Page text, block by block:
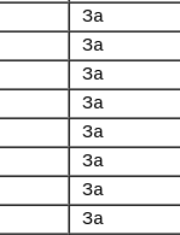
За
За
За
За
За
За
За
За